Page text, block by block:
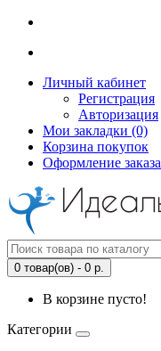
Личный кабинет
Регистрация
Авторизация
Мои закладки (0)
Корзина покупок
Оформление заказа
0 товар(ов) - 0 р.
В корзине пусто!
Категории